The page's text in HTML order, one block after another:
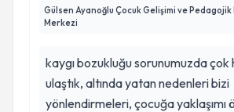
Gülsen Ayanoğlu Çocuk Gelişimi ve Pedagojik
Merkezi
kaygı bozukluğu sorunumuzda çok
ulaştık, altında yatan nedenleri bizi
yönlendirmeleri, çocuğa yaklaşımı